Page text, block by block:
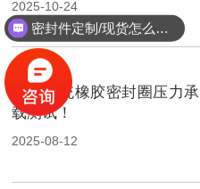
2025-10-24
液压系统橡胶密封圈压力承
载测试！
2025-08-12
密封件定制/现货怎么报价，起订量多少？